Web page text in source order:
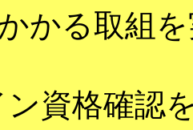
かる取組
ン資格確認